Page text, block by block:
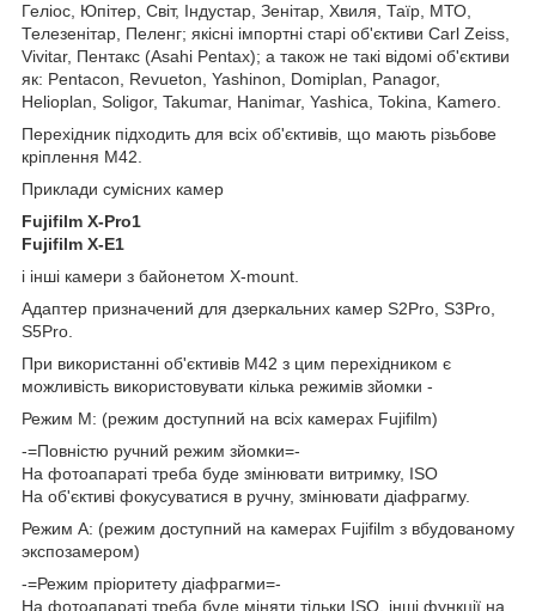
Геліос, Юпітер, Світ, Індустар, Зенітар, Хвиля, Таїр, МТО,
Телезенітар, Пеленг; якісні імпортні старі об'єктиви Carl Zeiss,
Vivitar, Пентакс (Asahi Pentax); а також не такі відомі об'єктиви
як: Pentacon, Revueton, Yashinon, Domiplan, Panagor,
Helioplan, Soligor, Takumar, Hanimar, Yashica, Tokina, Kamero.
Перехідник підходить для всіх об'єктивів, що мають різьбове
кріплення М42.
Приклади сумісних камер
Fujifilm X-Pro1
Fujifilm X-E1
і інші камери з байонетом X-mount.
Адаптер призначений для дзеркальних камер S2Pro, S3Pro,
S5Pro.
При використанні об'єктивів М42 з цим перехідником є
можливість використовувати кілька режимів зйомки -
Режим М: (режим доступний на всіх камерах Fujifilm)
-=Повністю ручний режим зйомки=-
На фотоапараті треба буде змінювати витримку, ISO
На об'єктиві фокусуватися в ручну, змінювати діафрагму.
Режим А: (режим доступний на камерах Fujifilm з вбудованому
экспозамером)
-=Режим пріоритету діафрагми=-
На фотоапараті треба буде міняти тільки ISO, інші функції на